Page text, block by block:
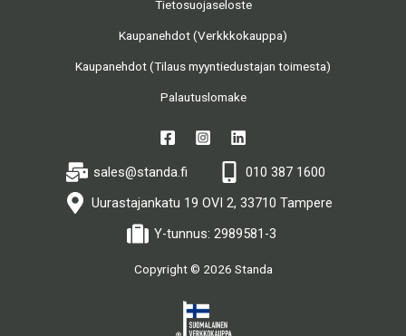
Tietosuojaseloste
Kaupanehdot (Verkkkokauppa)
Kaupanehdot (Tilaus myyntiedustajan toimesta)
Palautuslomake
sales@standa.fi
010 387 1600
Uurastajankatu 19 OVI 2, 33710 Tampere
Y-tunnus: 2989581-3
Copyright © 2026 Standa